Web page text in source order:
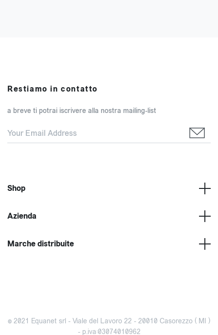
Restiamo in contatto
a breve ti potrai iscrivere alla nostra mailing-list
Shop
Azienda
Marche distribuite
© 2021 Equanet srl - Viale del Lavoro 22 - 20010 Casorezzo ( MI )
- p.iva:03074010962